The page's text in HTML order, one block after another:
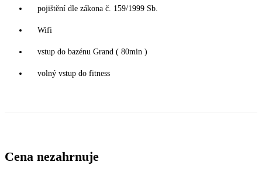
pojištění dle zákona č. 159/1999 Sb.
Wifi
vstup do bazénu Grand ( 80min )
volný vstup do fitness
Cena nezahrnuje